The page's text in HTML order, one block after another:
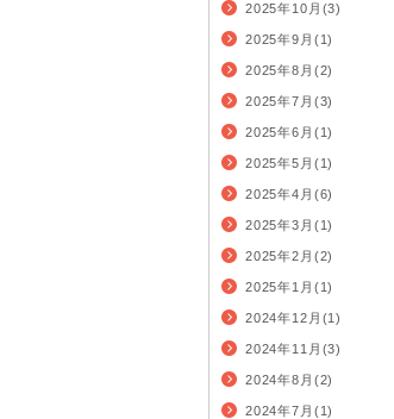
2025年10月(3)
2025年9月(1)
2025年8月(2)
2025年7月(3)
2025年6月(1)
2025年5月(1)
2025年4月(6)
2025年3月(1)
2025年2月(2)
2025年1月(1)
2024年12月(1)
2024年11月(3)
2024年8月(2)
2024年7月(1)